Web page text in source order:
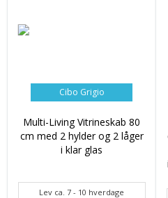
Cibo Grigio
Multi-Living Vitrineskab 80
cm med 2 hylder og 2 låger
i klar glas
Lev ca. 7 - 10 hverdage